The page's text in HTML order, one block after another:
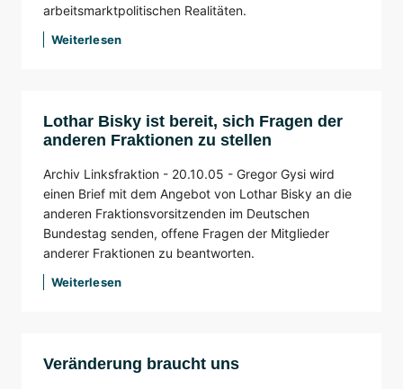
arbeitsmarktpolitischen Realitäten.
Weiterlesen
Lothar Bisky ist bereit, sich Fragen der
anderen Fraktionen zu stellen
Archiv Linksfraktion - 20.10.05 - Gregor Gysi wird
einen Brief mit dem Angebot von Lothar Bisky an die
anderen Fraktionsvorsitzenden im Deutschen
Bundestag senden, offene Fragen der Mitglieder
anderer Fraktionen zu beantworten.
Weiterlesen
Veränderung braucht uns